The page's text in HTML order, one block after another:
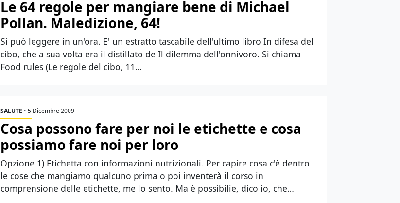
Le 64 regole per mangiare bene di Michael
Pollan. Maledizione, 64!
Si può leggere in un'ora. E' un estratto tascabile dell'ultimo libro In difesa del
cibo, che a sua volta era il distillato de Il dilemma dell'onnivoro. Si chiama
Food rules (Le regole del cibo, 11…
SALUTE • 5 Dicembre 2009
Cosa possono fare per noi le etichette e cosa
possiamo fare noi per loro
Opzione 1) Etichetta con informazioni nutrizionali. Per capire cosa c'è dentro
le cose che mangiamo qualcuno prima o poi inventerà il corso in
comprensione delle etichette, me lo sento. Ma è possibilie, dico io, che…